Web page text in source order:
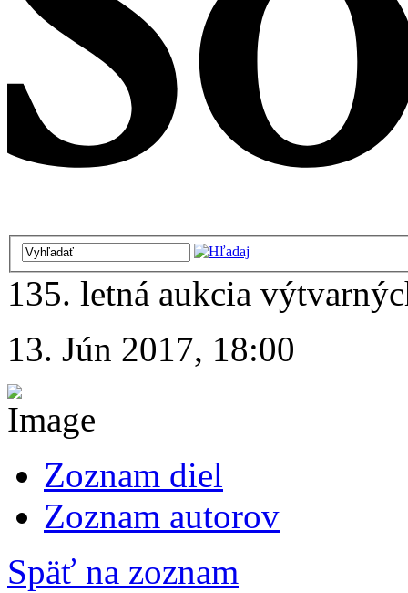
135. letná aukcia
13. Jún 2017, 18:00
Zoznam diel
Zoznam autorov
Späť na zoznam